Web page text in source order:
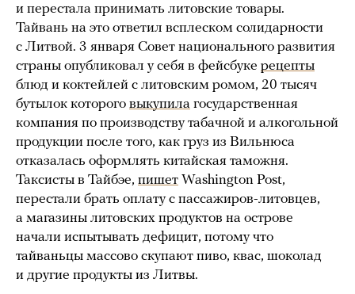
и перестала принимать литовские товары.
Тайвань на это ответил всплеском солидарности
с Литвой. 3 января Совет национального развития
страны опубликовал у себя в фейсбуке рецепты
блюд и коктейлей с литовским ромом, 20 тысяч
бутылок которого выкупила государственная
компания по производству табачной и алкогольной
продукции после того, как груз из Вильнюса
отказалась оформлять китайская таможня.
Таксисты в Тайбэе, пишет Washington Post,
перестали брать оплату с пассажиров-литовцев,
а магазины литовских продуктов на острове
начали испытывать дефицит, потому что
тайваньцы массово скупают пиво, квас, шоколад
и другие продукты из Литвы.